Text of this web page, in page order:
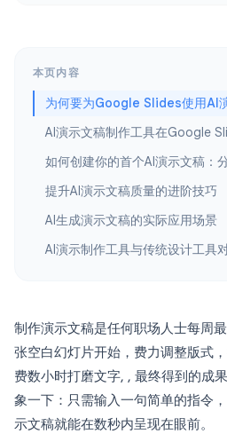
本页内容
为何要为Google Slides使用AI
AI演示文稿制作工具在Google
如何创建你的首个AI演示文稿：
提升AI演示文稿质量的进阶技巧
AI生成演示文稿的实际应用场景
AI演示制作工具与传统设计工具
制作演示文稿是任何职场人士每周
张空白幻灯片开始，费力调整版式
费数小时打磨文字, , 最终得到的成
象一下：只需输入一句简单的指令
示文稿就能在数秒内呈现在眼前。